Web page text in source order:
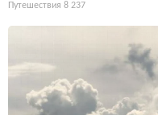
Путешествия 8 237